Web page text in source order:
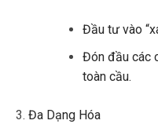
Đầu tư vào
Đón đầu các
toàn cầu.
Đa Dạng Hóa